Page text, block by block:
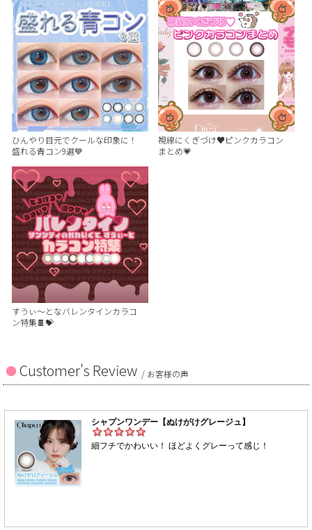
ひんやり目元でクールな印象に！
盛れる青コン9選💙
視線にくぎづけ♥ピンクカラコン
まとめ💗
すうぃ～となバレンタインカラコ
ン特集🍫💝
Customer's Review / お客様の声